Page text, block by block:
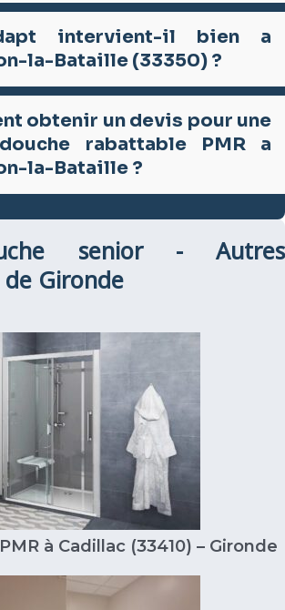
intervient-il bien a
la-Bataille (33350) ?
obtenir un devis pour une
rabattable PMR a
la-Bataille ?
senior - Autres
Gironde
à Cadillac (33410) – Gironde